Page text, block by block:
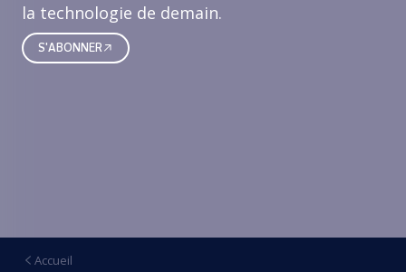
la technologie de demain.
S'ABONNER
Accueil